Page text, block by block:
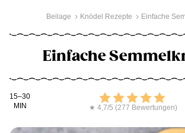
Beilage Knödel Rezepte Einfache
Einfache
Kochdauer
15–30
MIN
Bewerten
★ 4,7/5 (277 Bewertungen)